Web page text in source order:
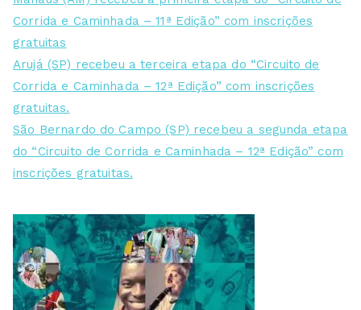
Corrida e Caminhada – 11ª Edição” com inscrições
gratuitas
Arujá (SP) recebeu a terceira etapa do “Circuito de
Corrida e Caminhada – 12ª Edição” com inscrições
gratuitas.
São Bernardo do Campo (SP) recebeu a segunda etapa
do “Circuito de Corrida e Caminhada – 12ª Edição” com
inscrições gratuitas.